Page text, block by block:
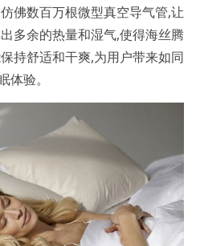
佛数百万根微型真空导气管,让
多余的热量和湿气,使得海丝腾
持舒适和干爽,为用户带来如同
验。